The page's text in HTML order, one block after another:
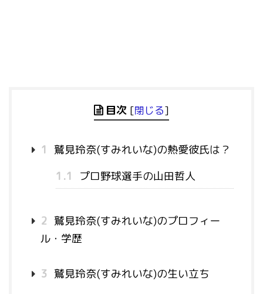
目次 [閉じる]
1
鷲見玲奈(すみれいな)の熱愛彼氏は？
1.1
プロ野球選手の山田哲人
2 鷲見玲奈(すみれいな)のプロフィー
ル・学歴
3 鷲見玲奈(すみれいな)の生い立ち